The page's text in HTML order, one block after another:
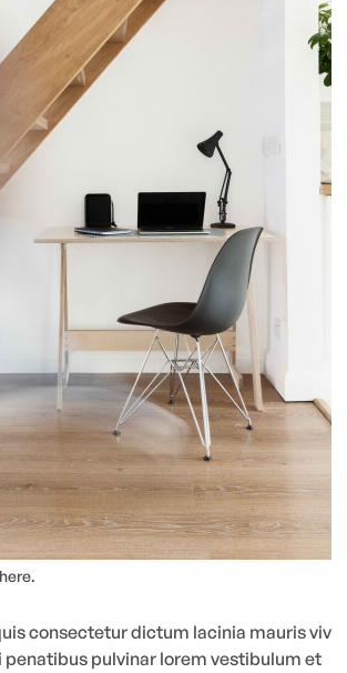
consectetur dictum lacinia mauris viv
penatibus pulvinar lorem vestibulum et